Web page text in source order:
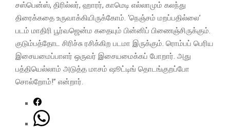
சஸ்பென்ஸ், திரில்லர், ஹாரர், காமெடி எல்லாமும் கலந்து
திரைக்கதை உருவாக்கியிருக்கோம். ‘நெஞ்சம் மறப்பதில்லை’
படம் மாதிரி பூர்வஜென்ம கதையும் பின்னிப் பிணைஞ்சிருக்கும்.
குடும்பத்தோட சிரிச்சு ரசிக்கிற படமா இருக்கும். ரொம்பப் பெரிய
இசையமைப்பாளர் ஒருவர் இசையமைக்கப் போறார். அது
பத்தியெல்லாம் அடுத்த மாசம் ஷூட்டிங் தொடங்குறப்போ
சொல்றோம்!” என்றார்.